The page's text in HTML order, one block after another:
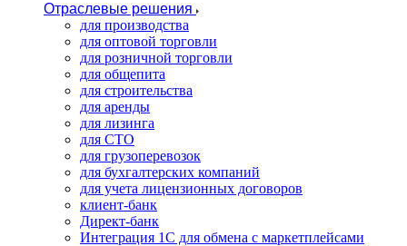
Отраслевые решения
для производства
для оптовой торговли
для розничной торговли
для общепита
для строительства
для аренды
для лизинга
для СТО
для грузоперевозок
для бухгалтерских компаний
для учета лицензионных договоров
клиент-банк
Директ-банк
Интеграция 1C для обмена с маркетплейсами